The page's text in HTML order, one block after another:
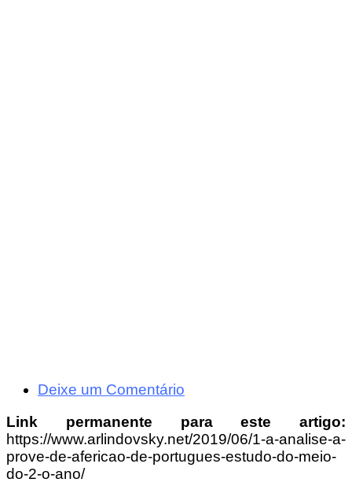
Deixe um Comentário
Link permanente para este artigo:
https://www.arlindovsky.net/2019/06/1-a-analise-a-
prove-de-afericao-de-portugues-estudo-do-meio-
do-2-o-ano/